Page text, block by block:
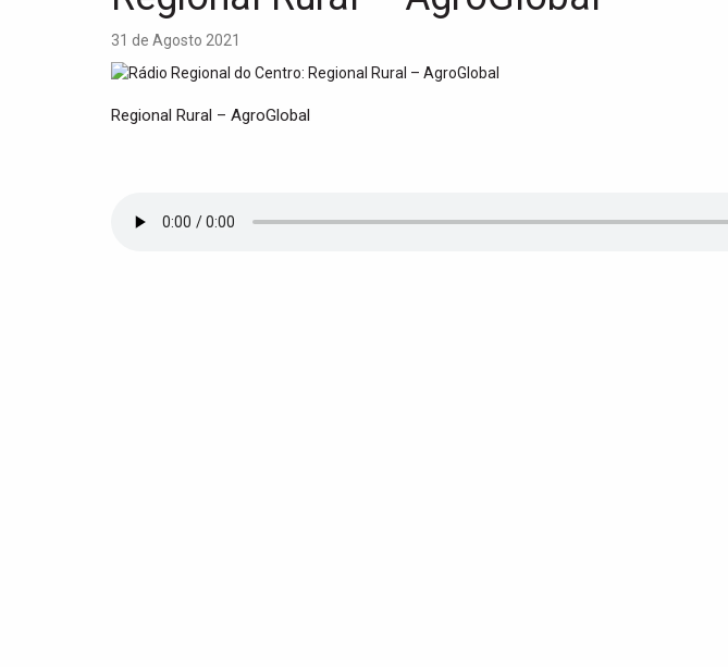
31 de Agosto 2021
Regional Rural – AgroGlobal